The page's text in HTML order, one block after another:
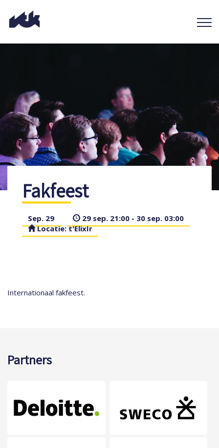
Fakfeest
Sep. 29
29 sep. 21:00 - 30 sep. 03:00
Locatie: t'ElixIr
Internationaal fakfeest.
Partners